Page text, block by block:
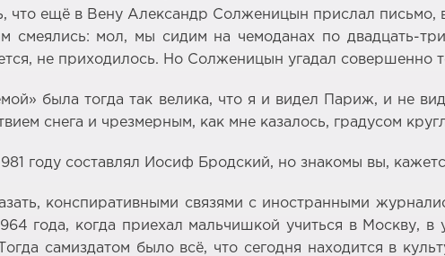
что ещё в Вену Александр Солженицын прислал
смеялись: мол, мы сидим на чемоданах по двадцать-
не приходилось. Но Солженицын угадал совершенно
была тогда так велика, что я и видел Париж, и не
снега и чрезмерным, как мне казалось, градусом
году составлял Иосиф Бродский, но знакомы вы,
конспиративными связями с иностранными
года, когда приехал мальчишкой учиться в Москву, в
самиздатом было всё, что сегодня находится в